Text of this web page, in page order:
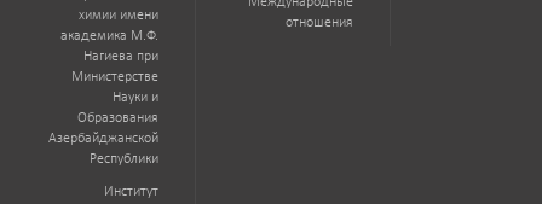
химии имени
академика М.Ф.
Нагиева при
Министерстве
Науки и
Образования
Азербайджанской
Республики
Институт
отношения